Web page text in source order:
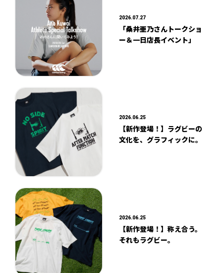
2026.07.27
「桑井亜乃さんトークショ
ー＆一日店長イベント」
2026.06.25
【新作登場！】ラグビーの
文化を、グラフィックに。
2026.06.25
【新作登場！】称え合う。
それもラグビー。